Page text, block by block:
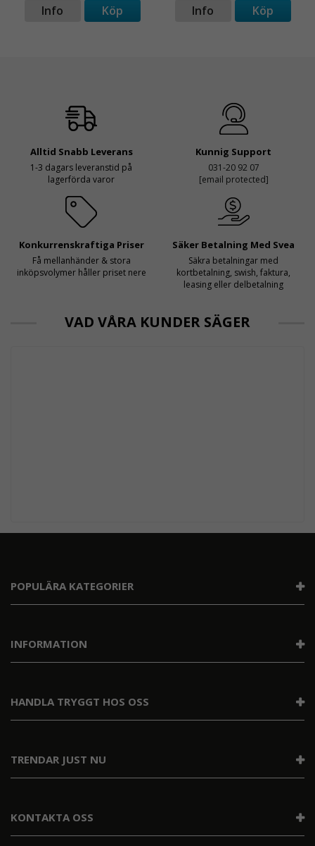
Info Köp Info Köp
Alltid Snabb Leverans
1-3 dagars leveranstid på
lagerförda varor
Kunnig Support
031-20 92 07
[email protected]
Konkurrenskraftiga Priser
Få mellanhänder & stora
inköpsvolymer håller priset nere
Säker Betalning Med Svea
Säkra betalningar med
kortbetalning, swish, faktura,
leasing eller delbetalning
VAD VÅRA KUNDER SÄGER
KONTAKTA OSS
POPULÄRA KATEGORIER
INFORMATION
TRENDAR JUST NU
HANDLA TRYGGT HOS OSS